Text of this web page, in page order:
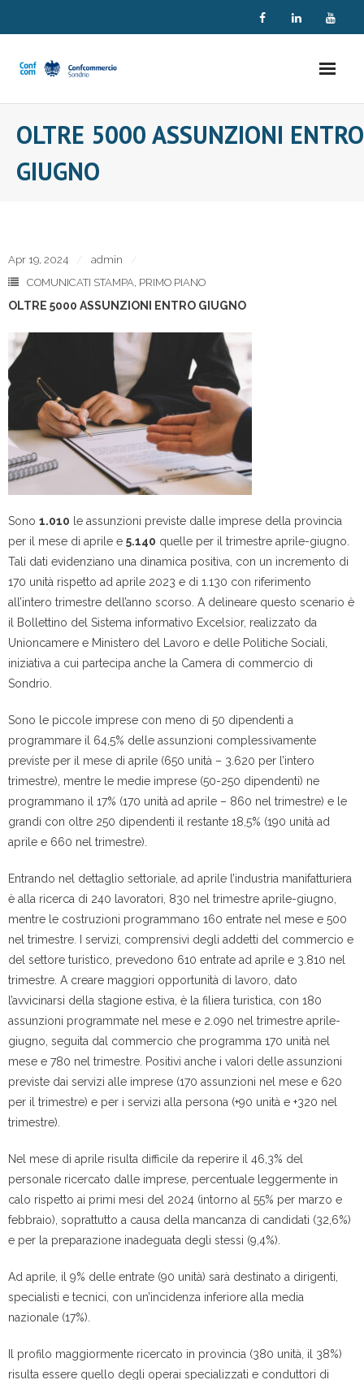
OLTRE 5000 ASSUNZIONI ENTRO
GIUGNO
Apr 19, 2024
admin
COMUNICATI STAMPA, PRIMO PIANO
OLTRE 5000 ASSUNZIONI ENTRO GIUGNO
Sono 1.010 le assunzioni previste dalle imprese della provincia
per il mese di aprile e 5.140 quelle per il trimestre aprile-giugno.
Tali dati evidenziano una dinamica positiva, con un incremento di
170 unità rispetto ad aprile 2023 e di 1.130 con riferimento
all’intero trimestre dell’anno scorso. A delineare questo scenario è
il Bollettino del Sistema informativo Excelsior, realizzato da
Unioncamere e Ministero del Lavoro e delle Politiche Sociali,
iniziativa a cui partecipa anche la Camera di commercio di
Sondrio.
Sono le piccole imprese con meno di 50 dipendenti a
programmare il 64,5% delle assunzioni complessivamente
previste per il mese di aprile (650 unità – 3.620 per l’intero
trimestre), mentre le medie imprese (50-250 dipendenti) ne
programmano il 17% (170 unità ad aprile – 860 nel trimestre) e le
grandi con oltre 250 dipendenti il restante 18,5% (190 unità ad
aprile e 660 nel trimestre).
Entrando nel dettaglio settoriale, ad aprile l’industria manifatturiera
è alla ricerca di 240 lavoratori, 830 nel trimestre aprile-giugno,
mentre le costruzioni programmano 160 entrate nel mese e 500
nel trimestre. I servizi, comprensivi degli addetti del commercio e
del settore turistico, prevedono 610 entrate ad aprile e 3.810 nel
trimestre. A creare maggiori opportunità di lavoro, dato
l’avvicinarsi della stagione estiva, è la filiera turistica, con 180
assunzioni programmate nel mese e 2.090 nel trimestre aprile-
giugno, seguita dal commercio che programma 170 unità nel
mese e 780 nel trimestre. Positivi anche i valori delle assunzioni
previste dai servizi alle imprese (170 assunzioni nel mese e 620
per il trimestre) e per i servizi alla persona (+90 unità e +320 nel
trimestre).
Nel mese di aprile risulta difficile da reperire il 46,3% del
personale ricercato dalle imprese, percentuale leggermente in
calo rispetto ai primi mesi del 2024 (intorno al 55% per marzo e
febbraio), soprattutto a causa della mancanza di candidati (32,6%)
e per la preparazione inadeguata degli stessi (9,4%).
Ad aprile, il 9% delle entrate (90 unità) sarà destinato a dirigenti,
specialisti e tecnici, con un’incidenza inferiore alla media
nazionale (17%).
Il profilo maggiormente ricercato in provincia (380 unità, il 38%)
risulta essere quello degli operai specializzati e conduttori di